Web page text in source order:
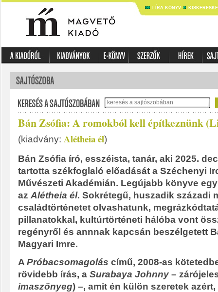
LÍRA KÖNYV
Bán Zsófia: A romokból kell építkeznünk
(kiadvány: Alétheia él)
Bán Zsófia író, esszéista, tanár, aki 2025.
tartotta székfoglaló előadását a Széchenyi
Művészeti Akadémián. Legújabb könyve
az Alétheia él. Sokrétegű, huszadik századi
családtörténetet olvashatunk,
pillanatokkal, kultúrtörténeti hálóba vont
regényről és annnak kapcsán beszélgetett
Magyari Imre.
A Próbacsomagolás című, 2008-as
rövidebb írás, a Surabaya Johnny –
imaszőnyeg) –, amit én külön szeretek